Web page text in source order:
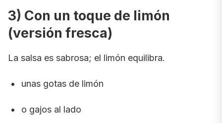
3) Con un toque de limón
(versión fresca)
La salsa es sabrosa; el limón equilibra.
unas gotas de limón
o gajos al lado